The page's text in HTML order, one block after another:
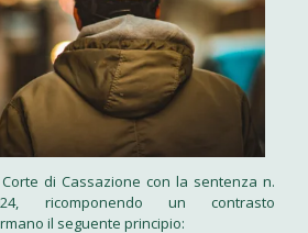
di Cassazione con la sentenza n.
ricomponendo un contrasto
il seguente principio: